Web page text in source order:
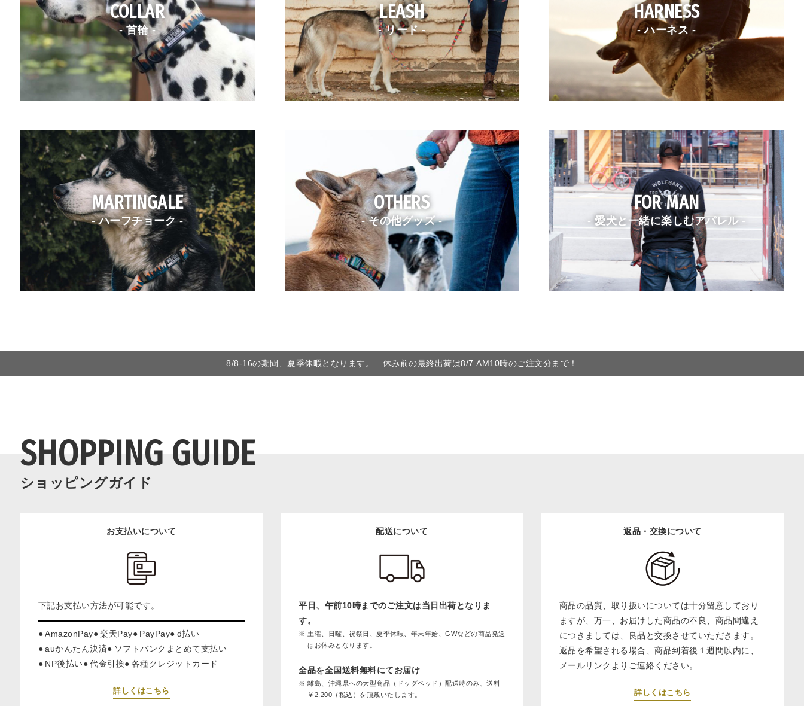
COLLAR
- 首輪 -
LEASH
- リード -
HARNESS
- ハーネス -
MARTINGALE
- ハーフチョーク -
OTHERS
- その他グッズ -
FOR MAN
- 愛犬と一緒に楽しむアパレル -
8/8-16の期間、夏季休暇となります。 休み前の最終出荷は8/7 AM10時のご注文分まで！
SHOPPING GUIDE
ショッピングガイド
お支払いについて
下記お支払い方法が可能です。
AmazonPay 楽天Pay PayPay
d払い
auかんたん決済
ソフトバンクまとめて支払い
NP後払い
代金引換 各種クレジットカード
詳しくはこちら
配送について
平日、午前10時までのご注文は当日出荷となりま
す。
土曜、日曜、祝祭日、夏季休暇、年末年始、GWなどの商品発送
はお休みとなります。
全品を全国送料無料にてお届け
離島、沖縄県への大型商品（ドッグベッド）配送時のみ、送料
￥2,200（税込）を頂戴いたします。
返品・交換について
商品の品質、取り扱いについては十分留意しており
ますが、万一、お届けした商品の不良、商品間違え
につきましては、良品と交換させていただきます。
返品を希望される場合、商品到着後１週間以内に、
メールリンクよりご連絡ください。
詳しくはこちら